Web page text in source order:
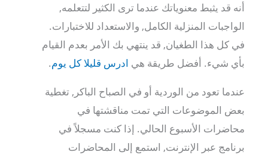
أنه قد يثبط معنوياتك عندما ترى الكثير لتتعلمه,
الواجبات المنزلية الكامل, والاستعداد للاختبارات.
في كل هذا الطغيان, قد ينتهي بك الأمر بعدم القيام
بأي شيء. أفضل طريقة هي ادرس قليلا كل يوم.
عندما تعود من الوردية أو في الصباح الباكر, تغطية
بعض الموضوعات التي تمت مناقشتها في
محاضرات الأسبوع الحالي. إذا كنت مسجلاً في
برنامج عبر الإنترنت, استمع إلى المحاضرات